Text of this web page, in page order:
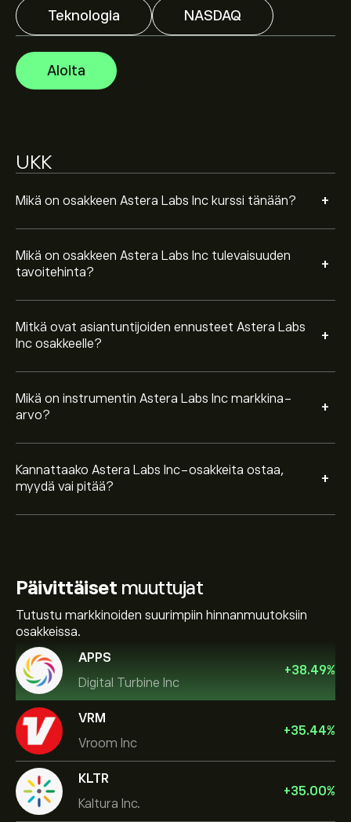
Teknologia NASDAQ
Aloita
UKK
Mikä on osakkeen Astera Labs Inc kurssi tänään? +
Mikä on osakkeen Astera Labs Inc tulevaisuuden
tavoitehinta?
+
Mitkä ovat asiantuntijoiden ennusteet Astera Labs
Inc osakkeelle?
+
Asiantuntijoiden ennusteet Astera Labs Inc osakkeelle
perustuen markkinatrendeihin, talousraportteihin ja
odotettuun kasvuun. Katso viimeisimmät ennusteet
tulevaisuuden hintamuutoksille.
Mikä on instrumentin Astera Labs Inc markkina-
arvo?
+
Instrumentin Astera Labs Inc markkina-arvo on
Kannattaako Astera Labs Inc-osakkeita ostaa,
myydä vai pitää?
+
viimeisen kolmen kuukauden ajalta, yleinen konsensus
Päivittäiset muuttujat
Tutustu markkinoiden suurimpiin hinnanmuutoksiin
osakkeissa.
APPS
Digital Turbine Inc
+38.49%
VRM
Vroom Inc
+35.44%
KLTR
Kaltura Inc.
+35.00%